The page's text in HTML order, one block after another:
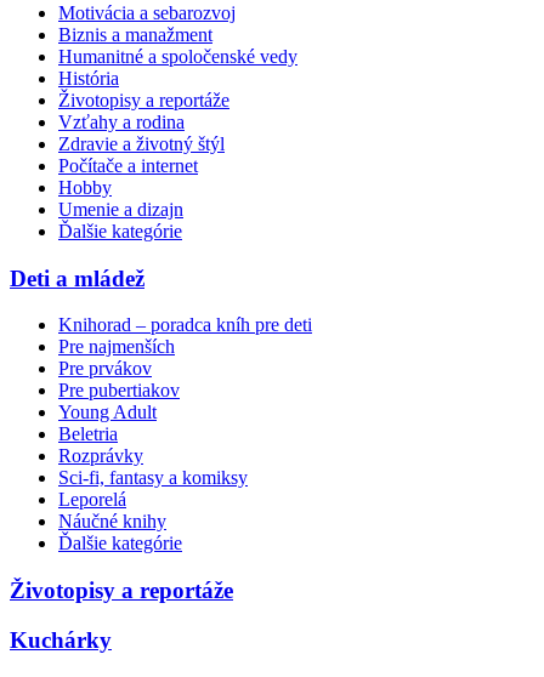
Motivácia a sebarozvoj
Biznis a manažment
Humanitné a spoločenské vedy
História
Životopisy a reportáže
Vzťahy a rodina
Zdravie a životný štýl
Počítače a internet
Hobby
Umenie a dizajn
Ďalšie kategórie
Deti a mládež
Knihorad – poradca kníh pre deti
Pre najmenších
Pre prvákov
Pre pubertiakov
Young Adult
Beletria
Rozprávky
Sci-fi, fantasy a komiksy
Leporelá
Náučné knihy
Ďalšie kategórie
Životopisy a reportáže
Kuchárky